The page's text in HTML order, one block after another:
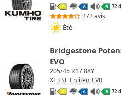
C A B 72
272 avis
Été
Bridgestone
EVO
205/45 R17 88Y
XL FSL Enliten EVR
C A B 72